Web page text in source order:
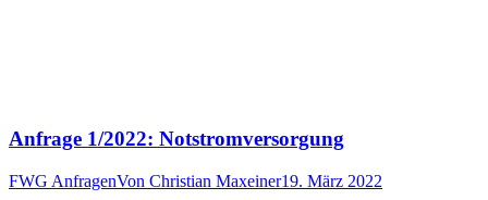
Anfrage 1/2022: Notstromversorgung
FWG AnfragenVon Christian Maxeiner19. März 2022